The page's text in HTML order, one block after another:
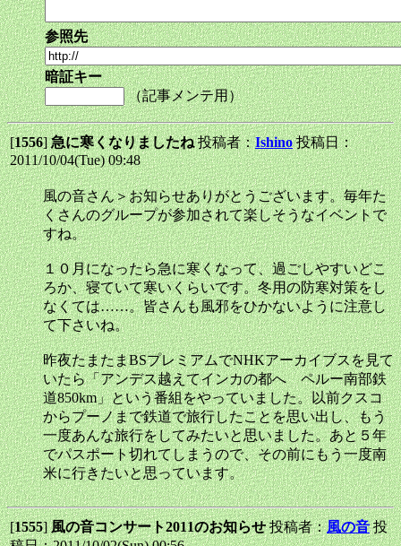
参照先
暗証キー
（記事メンテ用）
[1556]急に寒くなりましたね投稿者：Ishino 投稿日：
2011/10/04(Tue) 09:48
風の音さん＞お知らせありがとうございます。毎年た
くさんのグループが参加されて楽しそうなイベントで
すね。
１０月になったら急に寒くなって、過ごしやすいどこ
ろか、寝ていて寒いくらいです。冬用の防寒対策をし
なくては……。皆さんも風邪をひかないように注意し
て下さいね。
昨夜たまたまBSプレミアムでNHKアーカイブスを見て
いたら「アンデス越えてインカの都へ ペルー南部鉄
道850km」という番組をやっていました。以前クスコ
からプーノまで鉄道で旅行したことを思い出し、もう
一度あんな旅行をしてみたいと思いました。あと５年
でパスポート切れてしまうので、その前にもう一度南
米に行きたいと思っています。
[1555]風の音コンサート2011のお知らせ投稿者：風の音 投